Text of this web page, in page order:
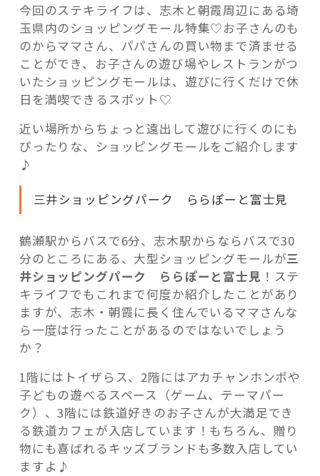
ッ
ピ
ン
グ
モ
ー
ル
3
選”
の
今回のステキライフは、志木と朝霞周辺にある埼
玉県内のショッピングモール特集♡お子さんのも
のからママさん、パパさんの買い物まで済ませる
ことができ、お子さんの遊び場やレストランがつ
いたショッピングモールは、遊びに行くだけで休
日を満喫できるスポット♡
近い場所からちょっと遠出して遊びに行くのにも
ぴったりな、ショッピングモールをご紹介します
♪
三井ショッピングパーク ららぽーと富士見
鶴瀬駅からバスで6分、志木駅からならバスで30
分のところにある、大型ショッピングモールが三
井ショッピングパーク ららぽーと富士見 ！ステ
キライフでもこれまで何度か紹介したことがあり
ますが、志木・朝霞に長く住んでいるママさんな
ら一度は行ったことがあるのではないでしょう
か？
1階にはトイザらス、2階にはアカチャンホンポや
子どもの遊べるスペース（ゲーム、テーマパー
ク）、3階には鉄道好きのお子さんが大満足でき
る鉄道カフェが入店しています！もちろん、贈り
物にも喜ばれるキッズブランドも多数入店してい
ますよ♪